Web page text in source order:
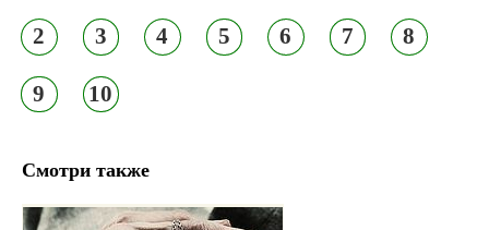
2 3 4 5 6 7 8
9 10
Смотри также